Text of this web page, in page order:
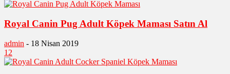
Royal Canin Pug Adult Köpek Maması Satın Al
admin - 18 Nisan 2019
12